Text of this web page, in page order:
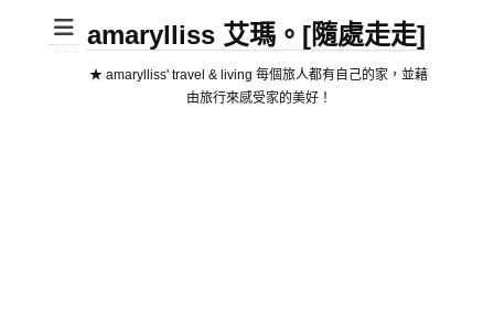
amarylliss 艾瑪。[隨處走走]
★ amarylliss' travel & living 每個旅人都有自己的家，並藉
由旅行來感受家的美好！